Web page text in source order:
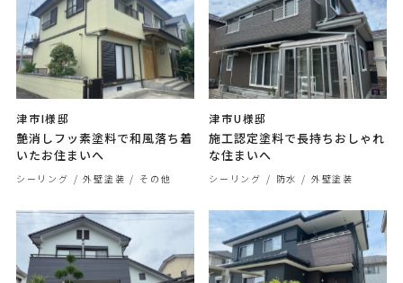
津市I様邸
艶消しフッ素塗料で和風落ち着
いたお住まいへ
シーリング 外壁塗装 その他
津市U様邸
施工認定塗料で長持ちおしゃれ
な住まいへ
シーリング 防水 外壁塗装